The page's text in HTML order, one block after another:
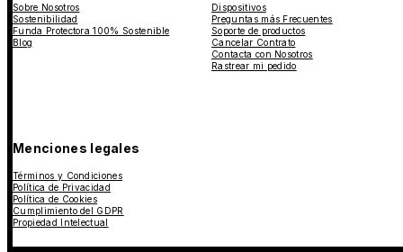
Sobre Nosotros
Sostenibilidad
Funda Protectora 100% Sostenible
Blog
Dispositivos
Preguntas más Frecuentes
Soporte de productos
Cancelar Contrato
Contacta con Nosotros
Rastrear mi pedido
Menciones legales
Términos y Condiciones
Política de Privacidad
Política de Cookies
Cumplimiento del GDPR
Propiedad Intelectual